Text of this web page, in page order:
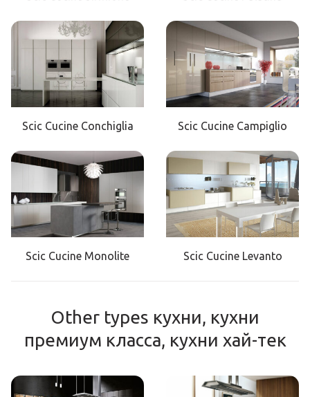
Scic Cucine Conchiglia Scic Cucine Campiglio
Scic Cucine Monolite Scic Cucine Levanto
Other types кухни, кухни
премиум класса, кухни хай-тек